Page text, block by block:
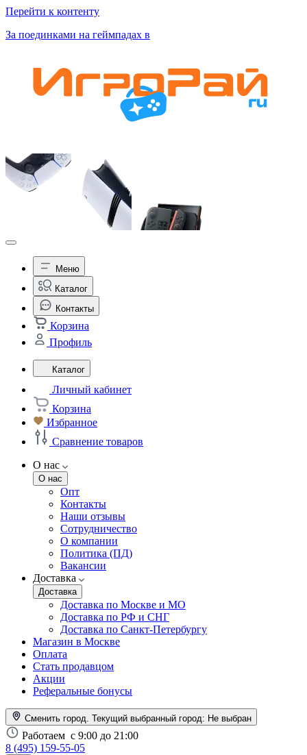
Перейти к контенту
За поединками на геймпадах в
Меню
Каталог
Контакты
Корзина
Профиль
Каталог
Личный кабинет
Корзина
Избранное
Сравнение товаров
О нас
О нас
Опт
Контакты
Наши отзывы
Сотрудничество
О компании
Политика (ПД)
Вакансии
Доставка
Доставка
Доставка по Москве и МО
Доставка по РФ и СНГ
Доставка по Санкт-Петербургу
Магазин в Москве
Оплата
Стать продавцом
Акции
Реферальные бонусы
Сменить город. Текущий выбранный город: Не выбран
Работаем с 9:00 до 21:00
8 (495) 159-55-05